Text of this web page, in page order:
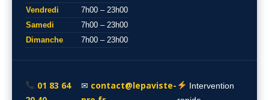
Vendredi
7h00 – 23h00
Samedi
7h00 – 23h00
Dimanche
7h00 – 23h00
01 83 64
✉ contact@lepaviste-
Intervention